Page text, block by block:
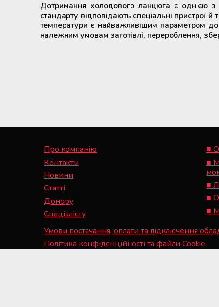
Дотримання холодового ланцюга є однією
стандарту відповідають спеціальні пристрої
температури є найважливішим параметром
належним умовам заготівлі, перероблення,
Про компанію
Контакти
Новини
Статті
Донору
Спеціалісту
Умови постачання, оплати та підключення
Політика конфіденційності та файли Cookie
■
■
■
■
■